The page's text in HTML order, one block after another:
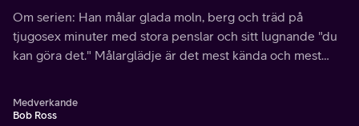
Om serien: Han målar glada moln, berg och träd på
tjugosex minuter med stora penslar och sitt lugnande "du
kan göra det." Målarglädje är det mest kända och mest
Medverkande
Bob Ross